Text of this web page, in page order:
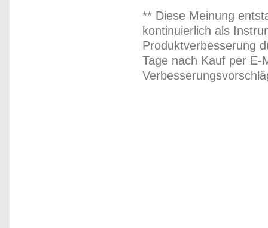
** Diese Meinung
kontinuierlich als
Produktverbesserung
Tage nach Kauf per E-